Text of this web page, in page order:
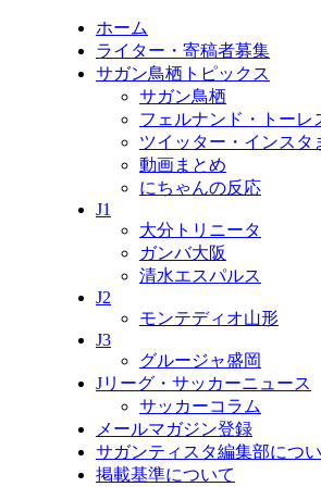
ホーム
ライター・寄稿者募集
サガン鳥栖トピックス
サガン鳥栖
フェルナンド・トーレ
ツイッター・インスタ
動画まとめ
にちゃんの反応
J1
大分トリニータ
ガンバ大阪
清水エスパルス
J2
モンテディオ山形
J3
グルージャ盛岡
Jリーグ・サッカーニュース
サッカーコラム
メールマガジン登録
サガンティスタ編集部につ
掲載基準について